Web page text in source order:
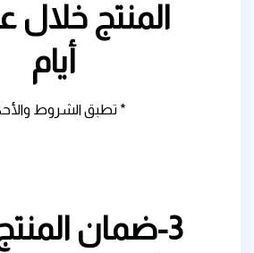
المنتج خلال
أيام
* تطبق الشروط
3-ضمان